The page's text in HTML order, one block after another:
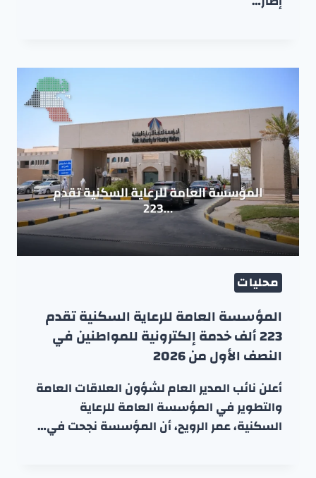
محليات
المؤسسة العامة للرعاية السكنية تقدم
223 ألف خدمة إلكترونية للمواطنين في
النصف الأول من 2026
أعلن نائب المدير العام لشؤون العلاقات العامة
والتطوير في المؤسسة العامة للرعاية
السكنية، عمر الرويح، أن المؤسسة نجحت في…